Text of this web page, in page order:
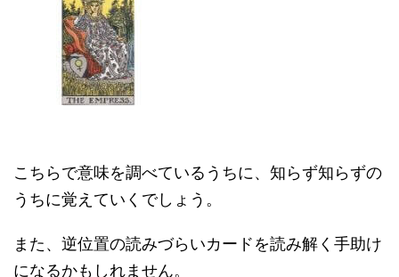
こちらで意味を調べているうちに、知らず知らずの
うちに覚えていくでしょう。
また、逆位置の読みづらいカードを読み解く手助け
になるかもしれません。